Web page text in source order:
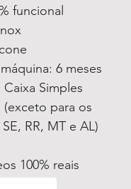
funcional
6 meses
Simples
para os
RR, MT e AL)
100% reais